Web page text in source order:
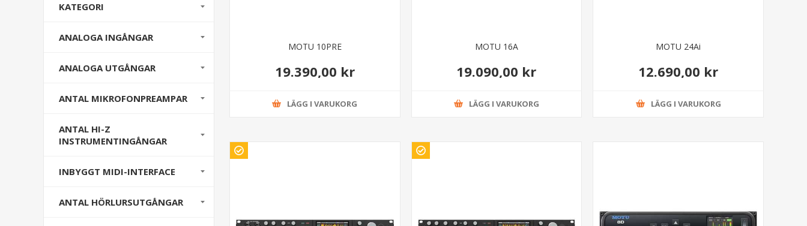
MOTU 10PRE
19.390,00 kr
LÄGG I VARUKORG
MOTU 16A
19.090,00 kr
LÄGG I VARUKORG
MOTU 24Ai
12.690,00 kr
LÄGG I VARUKORG
KATEGORI
ANALOGA INGÅNGAR
ANALOGA UTGÅNGAR
ANTAL MIKROFONPREAMPAR
ANTAL HI-Z
INSTRUMENTINGÅNGAR
INBYGGT MIDI-INTERFACE
ANTAL HÖRLURSUTGÅNGAR